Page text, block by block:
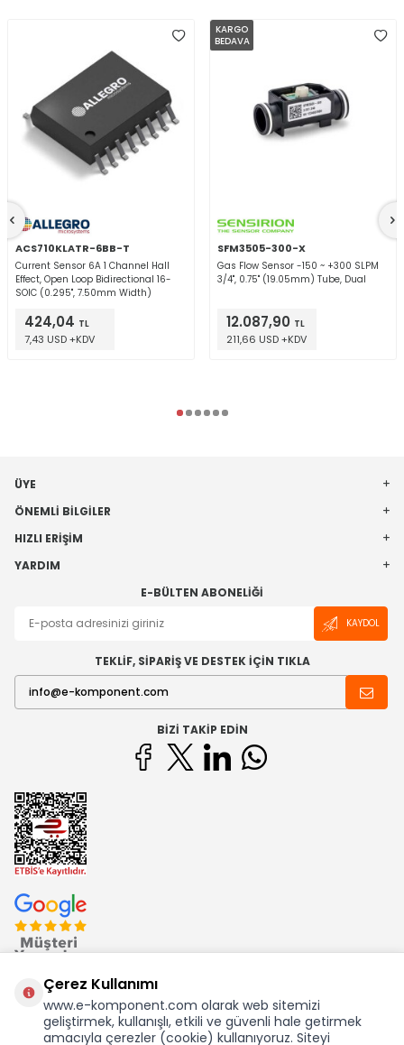
ACS710KLATR-6BB-T
Current Sensor 6A 1 Channel Hall
Effect, Open Loop Bidirectional 16-
SOIC (0.295", 7.50mm Width)
424,04 TL
7,43 USD +KDV
KARGO
BEDAVA
SFM3505-300-X
Gas Flow Sensor -150 ~ +300 SLPM
3/4", 0.75" (19.05mm) Tube, Dual
12.087,90 TL
211,66 USD +KDV
ÜYE
ÖNEMLI BILGILER
HIZLI ERIŞIM
YARDIM
E-BÜLTEN ABONELIĞI
KAYDOL
TEKLİF, SİPARİŞ VE DESTEK İÇİN TIKLA
BIZI TAKIP EDIN
Ekom Elk. Elektronik San. ve Tic. A.Ş.'nin Tescilli Bir Markasıdır
Çerez Kullanımı
www.e-komponent.com olarak web sitemizi
geliştirmek, kullanışlı, etkili ve güvenli hale getirmek
amacıyla çerezler (cookie) kullanıyoruz. Siteyi